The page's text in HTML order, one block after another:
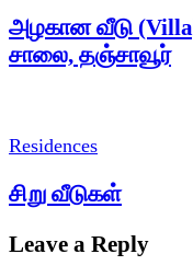
அழகான வீடு
சாலை, தஞ்சாவூர்
Residences
சிறு வீடுகள்
Leave a Reply